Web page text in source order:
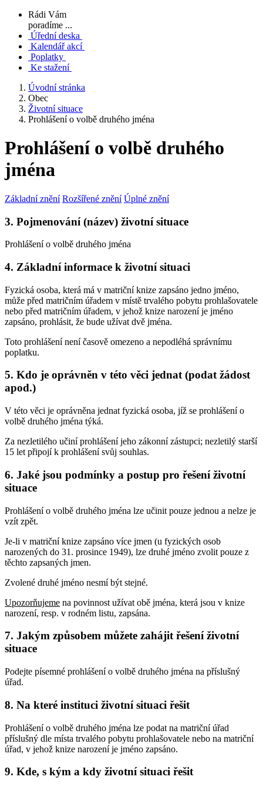
Rádi Vám
poradíme ...
Úřední deska
Kalendář akcí
Poplatky
Ke stažení
Úvodní stránka
Obec
Životní situace
Prohlášení o volbě druhého jména
Prohlášení o volbě druhého
jména
Základní znění Rozšířené znění Úplné znění
3. Pojmenování (název) životní situace
Prohlášení o volbě druhého jména
4. Základní informace k životní situaci
Fyzická osoba, která má v matriční knize zapsáno jedno jméno,
může před matričním úřadem v místě trvalého pobytu prohlašovatele
nebo před matričním úřadem, v jehož knize narození je jméno
zapsáno, prohlásit, že bude užívat dvě jména.
Toto prohlášení není časově omezeno a nepodléhá správnímu
poplatku.
5. Kdo je oprávněn v této věci jednat (podat žádost
apod.)
V této věci je oprávněna jednat fyzická osoba, jíž se prohlášení o
volbě druhého jména týká.
Za nezletilého učiní prohlášení jeho zákonní zástupci; nezletilý starší
15 let připojí k prohlášení svůj souhlas.
6. Jaké jsou podmínky a postup pro řešení životní
situace
Prohlášení o volbě druhého jména lze učinit pouze jednou a nelze je
vzít zpět.
Je-li v matriční knize zapsáno více jmen (u fyzických osob
narozených do 31. prosince 1949), lze druhé jméno zvolit pouze z
těchto zapsaných jmen.
Zvolené druhé jméno nesmí být stejné.
Upozorňujeme na povinnost užívat obě jména, která jsou v knize
narození, resp. v rodném listu, zapsána.
7. Jakým způsobem můžete zahájit řešení životní
situace
Podejte písemné prohlášení o volbě druhého jména na příslušný
úřad.
8. Na které instituci životní situaci řešit
Prohlášení o volbě druhého jména lze podat na matriční úřad
příslušný dle místa trvalého pobytu prohlašovatele nebo na matriční
úřad, v jehož knize narození je jméno zapsáno.
9. Kde, s kým a kdy životní situaci řešit